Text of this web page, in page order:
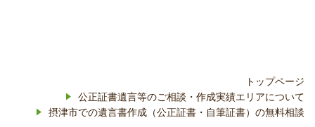
トップページ
公正証書遺言等のご相談・作成実績エリアについて
摂津市での遺言書作成（公正証書・自筆証書）の無料相談